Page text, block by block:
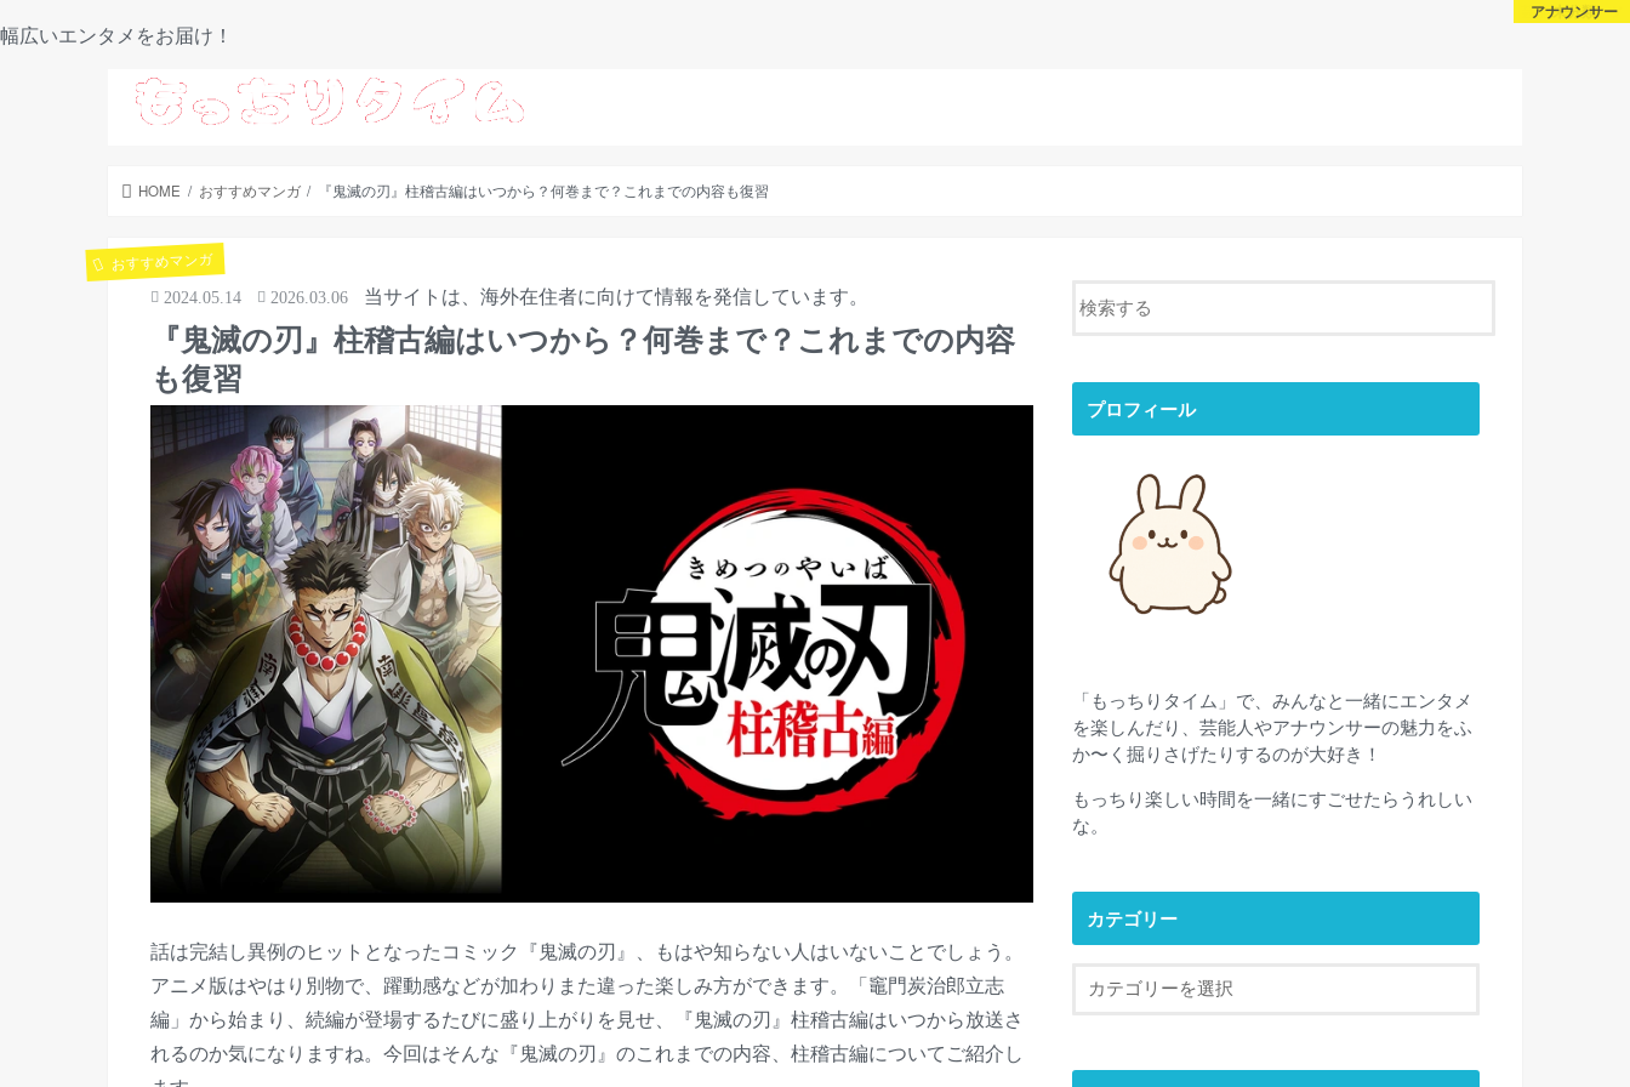
幅広いエンタメをお届け！
HOME おすすめマンガ 『鬼滅の刃』柱稽古編はいつから？何巻まで？これまでの内容も復習
おすすめマンガ
2024.05.14 2026.03.06 当サイトは、海外在住者に向けて情報を発信しています。
『鬼滅の刃』柱稽古編はいつから？何巻まで？これまでの内容
も復習
話は完結し異例のヒットとなったコミック『鬼滅の刃』、もはや知らない人はいないことでしょう。
アニメ版はやはり別物で、躍動感などが加わりまた違った楽しみ方ができます。「竈門炭治郎立志
編」から始まり、続編が登場するたびに盛り上がりを見せ、『鬼滅の刃』柱稽古編はいつから放送さ
れるのか気になりますね。今回はそんな『鬼滅の刃』のこれまでの内容、柱稽古編についてご紹介し
芸能・スポーツ
芸能・スポーツ
未分類
アナウンサー
プロフィール
「もっちりタイム」で、みんなと一緒にエンタメ
を楽しんだり、芸能人やアナウンサーの魅力をふ
か〜く掘りさげたりするのが大好き！
もっちり楽しい時間を一緒にすごせたらうれしい
な。
カテゴリー